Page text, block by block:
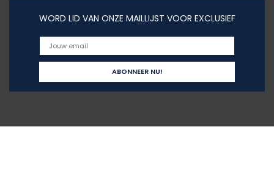
WORD LID VAN ONZE MAILLIJST VOOR EXCLUSIEF